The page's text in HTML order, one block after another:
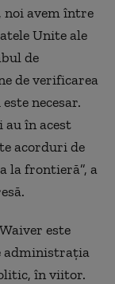
noi avem între
Unite ale
de
de verificarea
necesar.
au în acest
acorduri de
la frontieră”, a
este
administraţia
în viitor.